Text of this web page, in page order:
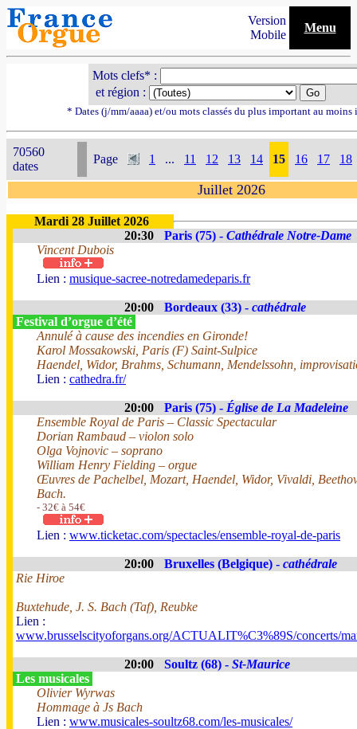
Version
Mobile
Menu
Mots clefs* :
et région :
* Dates (j/mm/aaaa) et/ou mots classés du plus important au moins
70560
dates
Page 1 ... 11 12 13 14 15 16 17 18
Juillet 2026
Mardi 28 Juillet 2026
20:30
Paris (75) - Cathédrale Notre-Dame
Vincent Dubois
Lien : musique-sacree-notredamedeparis.fr
20:00 Bordeaux (33) - cathédrale
Festival d’orgue d’été
Annulé à cause des incendies en Gironde!
Karol Mossakowski, Paris (F) Saint-Sulpice
Haendel, Widor, Brahms, Schumann, Mendelssohn,
Lien : cathedra.fr/
20:00 Paris (75) - Église de La Madeleine
Ensemble Royal de Paris – Classic Spectacular
Dorian Rambaud – violon solo
Olga Vojnovic – soprano
William Henry Fielding – orgue
Œuvres de Pachelbel, Mozart, Haendel, Widor, Vivaldi,
Bach.
- 32€ à 54€
Lien : www.ticketac.com/spectacles/ensemble-royal-de-paris
20:00 Bruxelles (Belgique) - cathédrale
Rie Hiroe
Buxtehude, J. S. Bach (Taf), Reubke
Lien :
www.brusselscityoforgans.org/ACTUALIT%C3%89S/concerts/
20:00 Soultz (68) - St-Maurice
Les musicales
Olivier Wyrwas
Hommage à Js Bach
Lien : www.musicales-soultz68.com/les-musicales/